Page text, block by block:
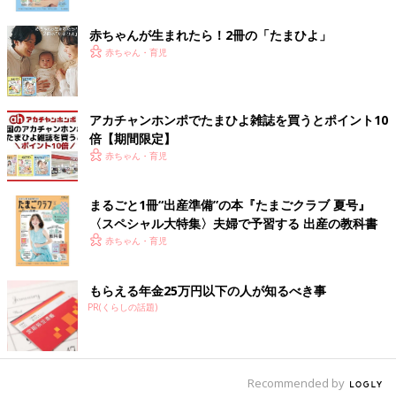
出典：Instagramアカウント「t.aayyakka」
t.aayyakkaさんはお米の保管にニトリの米びつを使用しているそ
うですよ。レバーを押し下げれば1合分のお米が出てくるのでわ
ざわざ自分で計量する手間が省けるみたい。この方が購入したの
は6kgのタイプですが、ほかにも12kg対応のものもあるようです
よ。
使い勝手が向上！伸縮ざるボウルフライパンスタン
ド
赤ちゃんが生まれたら！2冊の「たまひよ」
赤ちゃん・育児
アカチャンホンポでたまひよ雑誌を買うとポイント10
倍【期間限定】
赤ちゃん・育児
まるごと1冊“出産準備”の本『たまごクラブ 夏号』
〈スペシャル大特集〉夫婦で予習する 出産の教科書
赤ちゃん・育児
もらえる年金25万円以下の人が知るべき事
PR(くらしの話題)
Recommended by